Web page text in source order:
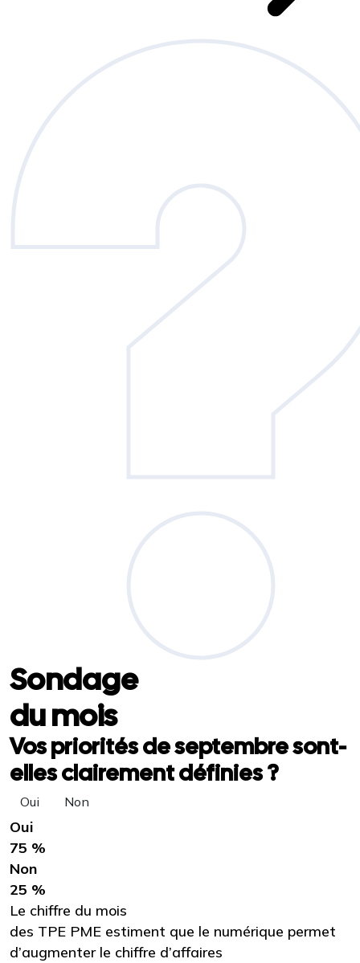
Sondage
du mois
Vos priorités de septembre sont-
elles clairement définies ?
Oui Non
Oui
75 %
Non
25 %
Le chiffre du mois
des TPE PME estiment que le numérique permet
d’augmenter le chiffre d’affaires